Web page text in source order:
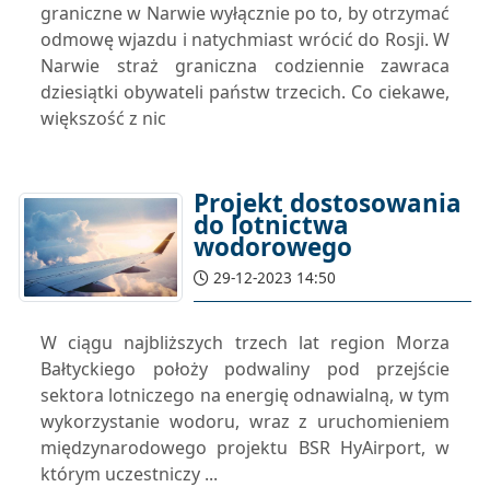
graniczne w Narwie wyłącznie po to, by otrzymać
odmowę wjazdu i natychmiast wrócić do Rosji. W
Narwie straż graniczna codziennie zawraca
dziesiątki obywateli państw trzecich. Co ciekawe,
większość z nic
Projekt dostosowania
do lotnictwa
wodorowego
29-12-2023 14:50
W ciągu najbliższych trzech lat region Morza
Bałtyckiego położy podwaliny pod przejście
sektora lotniczego na energię odnawialną, w tym
wykorzystanie wodoru, wraz z uruchomieniem
międzynarodowego projektu BSR HyAirport, w
którym uczestniczy ...